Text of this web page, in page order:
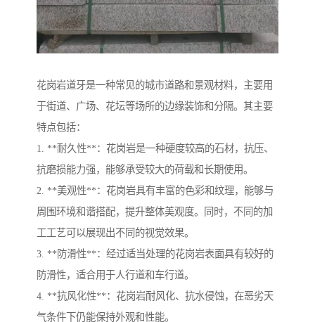
花岗岩道牙是一种常见的城市道路和景观材料，主要用
于街道、广场、花坛等场所的边缘装饰和分隔。其主要
特点包括：
1. **耐久性**：花岗岩是一种硬度较高的石材，抗压、
抗磨损能力强，能够承受较大的荷载和长期使用。
2. **美观性**：花岗岩具有丰富的色彩和纹理，能够与
周围环境和谐搭配，提升整体美观度。同时，不同的加
工工艺可以展现出不同的视觉效果。
3. **防滑性**：经过适当处理的花岗岩表面具有较好的
防滑性，适合用于人行道和车行道。
4. **抗风化性**：花岗岩耐风化、抗水侵蚀，在恶劣天
气条件下仍能保持外观和性能。